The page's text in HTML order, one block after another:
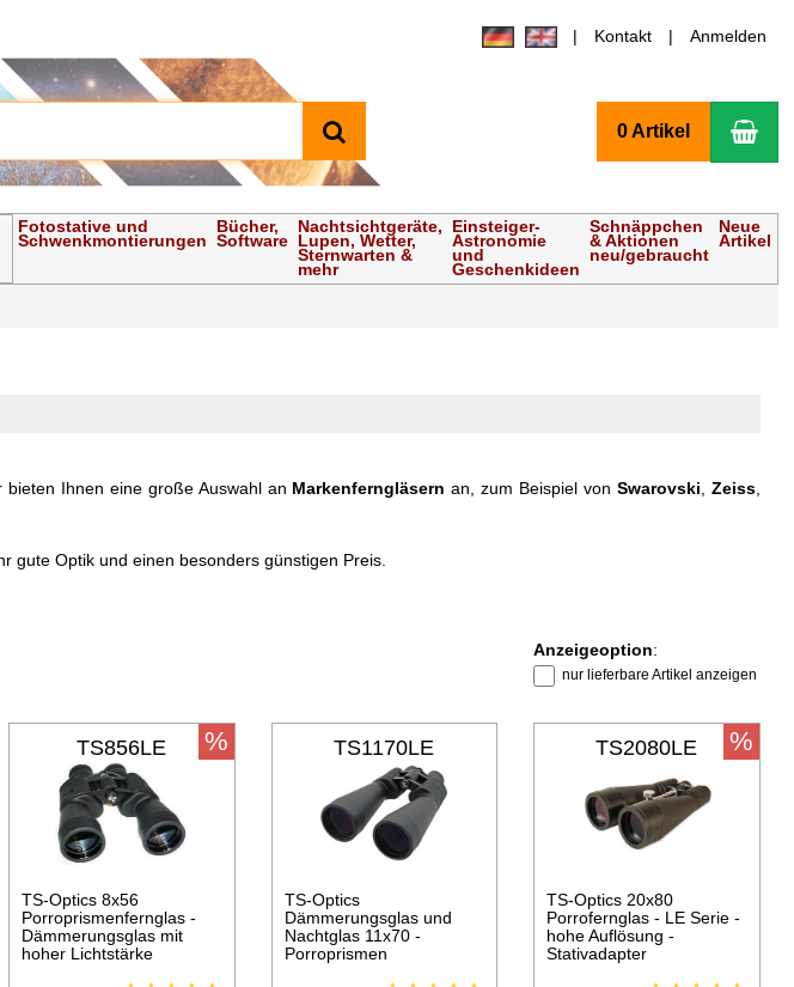
Kontakt Anmelden
0 Artikel
Fotostative und
Schwenkmontierungen
Bücher,
Software
Nachtsichtgeräte,
Lupen, Wetter,
Sternwarten &
mehr
Einsteiger-
Astronomie
und
Geschenkideen
Schnäppchen
& Aktionen
neu/gebraucht
Neue
Artikel
bieten Ihnen eine große Auswahl an Markenferngläsern an, zum Beispiel von Swarovski Zeiss,
gute Optik und einen besonders günstigen Preis.
Anzeigeoption:
nur lieferbare Artikel anzeigen
TS856LE
TS-Optics 8x56
Porroprismenfernglas -
Dämmerungsglas mit
hoher Lichtstärke
% TS1170LE
TS-Optics
Dämmerungsglas und
Nachtglas 11x70 -
Porroprismen
TS2080LE
TS-Optics 20x80
Porrofernglas - LE Serie -
hohe Auflösung -
Stativadapter
%